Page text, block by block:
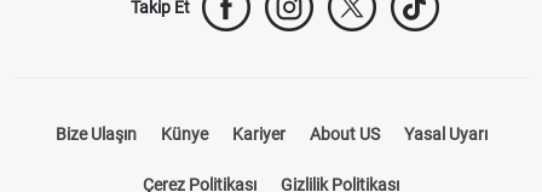
Takip Et
Bize Ulaşın Künye Kariyer About US Yasal Uyarı
Çerez Politikası Gizlilik Politikası